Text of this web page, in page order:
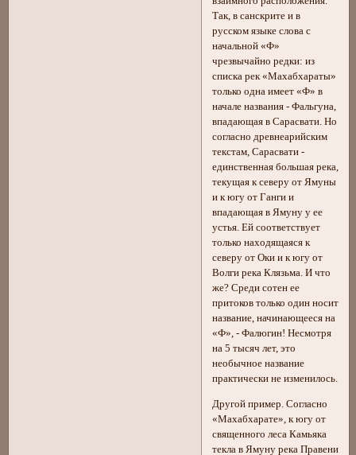
Так, в санскрите и в
русском языке слова с
начальной «Ф»
чрезвычайно редки: из
списка рек «Махабхараты»
только одна имеет «Ф» в
начале названия - Фальгуна,
впадающая в Сарасвати. Но
согласно древнеарийским
текстам, Сарасвати -
единственная большая река,
текущая к северу от Ямуны
и к югу от Ганги и
впадающая в Ямуну у ее
устья. Ей соответствует
только находящаяся к
северу от Оки и к югу от
Волги река Клязьма. И что
же? Среди сотен ее
притоков только один носит
название, начинающееся на
«Ф», - Фалюгин! Несмотря
на 5 тысяч лет, это
необычное название
практически не изменилось.
Другой пример. Согласно
«Махабхарате», к югу от
священного леса Камьяка
текла в Ямуну река Правени